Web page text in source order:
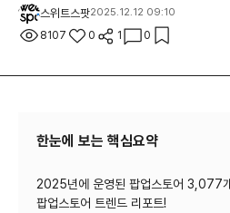
스위트스팟2025.12.12 09:10
8107 0 1 0
한눈에 보는 핵심요약
2025년에 운영된 팝업스토어 3,077
팝업스토어 트렌드 리포트!